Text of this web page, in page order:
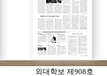
외대학보 제908호